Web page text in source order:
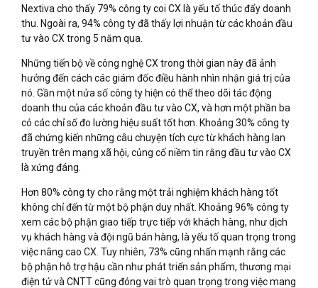
Nextiva cho thấy 79% công ty coi CX là yếu tố thúc đẩy doanh
thu. Ngoài ra, 94% công ty đã thấy lợi nhuận từ các khoản đầu
tư vào CX trong 5 năm qua.
Những tiến bộ về công nghệ CX trong thời gian này đã ảnh
hưởng đến cách các giám đốc điều hành nhìn nhận giá trị của
nó. Gần một nửa số công ty hiện có thể theo dõi tác động
doanh thu của các khoản đầu tư vào CX, và hơn một phần ba
có các chỉ số đo lường hiệu suất tốt hơn. Khoảng 30% công ty
đã chứng kiến những câu chuyện tích cực từ khách hàng lan
truyền trên mạng xã hội, củng cố niềm tin rằng đầu tư vào CX
là xứng đáng.
Hơn 80% công ty cho rằng một trải nghiệm khách hàng tốt
không chỉ đến từ một bộ phận duy nhất. Khoảng 96% công ty
xem các bộ phận giao tiếp trực tiếp với khách hàng, như dịch
vụ khách hàng và đội ngũ bán hàng, là yếu tố quan trọng trong
việc nâng cao CX. Tuy nhiên, 73% cũng nhấn mạnh rằng các
bộ phận hỗ trợ hậu cần như phát triển sản phẩm, thương mại
điện tử và CNTT cũng đóng vai trò quan trọng trong việc mang